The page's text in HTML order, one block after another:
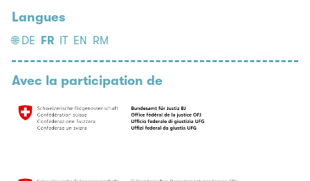
Langues
🌐 DE FR IT EN RM
Avec la participation de